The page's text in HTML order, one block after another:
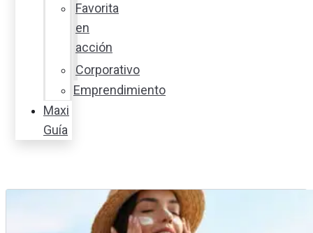
Favorita
en
acción
Corporativo
Emprendimiento
Maxi
Guía